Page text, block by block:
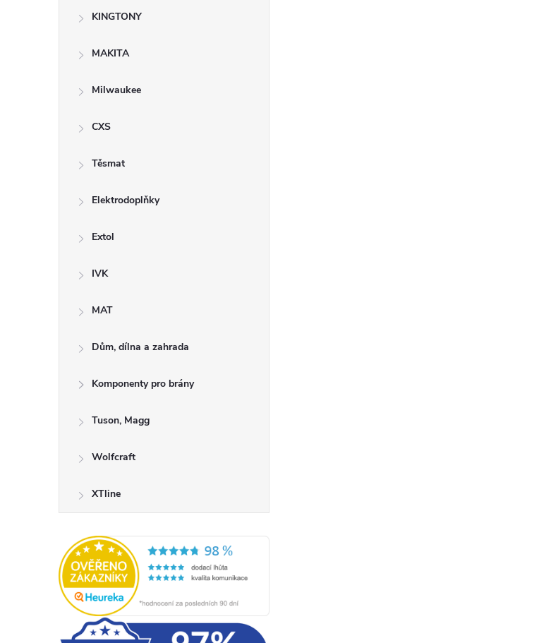
KINGTONY
MAKITA
Milwaukee
CXS
Těsmat
Elektrodoplňky
Extol
IVK
MAT
Dům, dílna a zahrada
Komponenty pro brány
Tuson, Magg
Wolfcraft
XTline